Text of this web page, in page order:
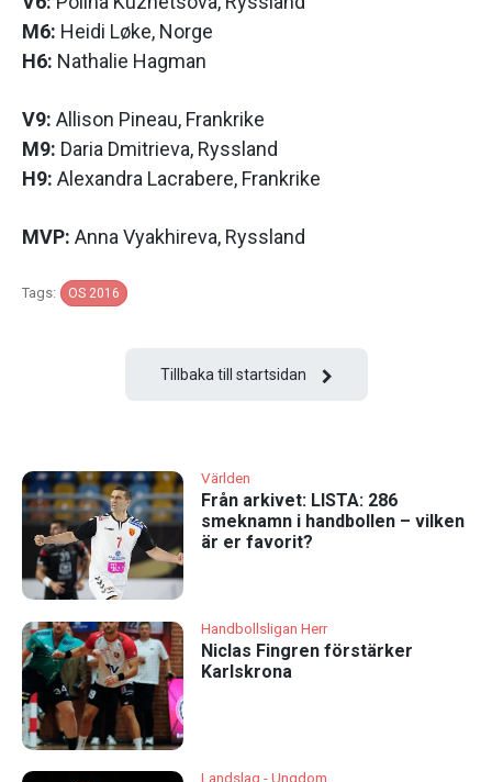
M6: Heidi Løke, Norge
H6: Nathalie Hagman
V9: Allison Pineau, Frankrike
M9: Daria Dmitrieva, Ryssland
H9: Alexandra Lacrabere, Frankrike
MVP: Anna Vyakhireva, Ryssland
Tags: OS 2016
Tillbaka till startsidan
Världen
Från arkivet: LISTA: 286
smeknamn i handbollen – vilken
är er favorit?
Handbollsligan Herr
Niclas Fingren förstärker
Karlskrona
Landslag - Ungdom